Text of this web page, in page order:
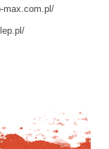
max.com.pl/